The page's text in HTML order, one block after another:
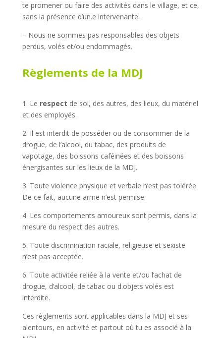
te promener ou faire des activités dans le village, et ce,
sans la présence d’un.e intervenante.
– Nous ne sommes pas responsables des objets
perdus, volés et/ou endommagés.
Règlements de la MDJ
1. Le respect de soi, des autres, des lieux, du matériel
et des employés.
2. Il est interdit de posséder ou de consommer de la
drogue, de l’alcool, du tabac, des produits de
vapotage, des boissons caféinées et des boissons
énergisantes sur les lieux de la MDJ.
3. Toute violence physique et verbale n’est pas tolérée.
De ce fait, aucune arme n’est permise.
4. Les comportements amoureux sont permis, dans la
mesure du respect des autres.
5. Toute discrimination raciale, religieuse et sexiste
n’est pas acceptée.
6. Toute activitée reliée à la vente et/ou l’achat de
drogue, d’alcool, de tabac ou d.objets volés est
interdite.
Ces règlements sont applicables dans la MDJ et ses
alentours, en activité et partout où tu es associé à la